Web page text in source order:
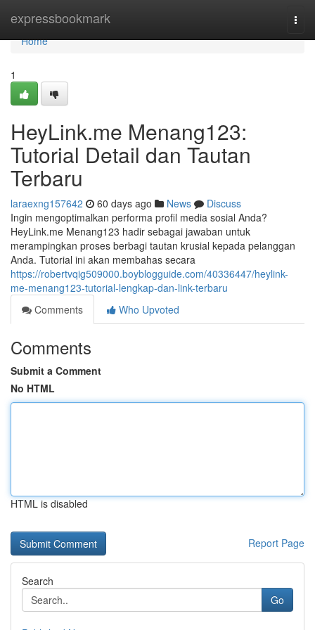
expressbookmark
Home
Home
1
HeyLink.me Menang123:
Tutorial Detail dan Tautan
Terbaru
laraexng157642 60 days ago News
Discuss
Ingin mengoptimalkan performa profil media sosial Anda?
HeyLink.me Menang123 hadir sebagai jawaban untuk
merampingkan proses berbagi tautan krusial kepada pelanggan
Anda. Tutorial ini akan membahas secara
https://robertvqig509000.boyblogguide.com/40336447/heylink-
me-menang123-tutorial-lengkap-dan-link-terbaru
Comments
Who Upvoted
Comments
Submit a Comment
No HTML
HTML is disabled
Report Page
Search
Go